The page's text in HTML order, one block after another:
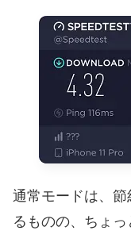
通常モードは、
るものの、ちょっ